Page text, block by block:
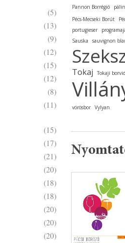
(5)
(13)
(9)
(12)
(15)
(12)
(8)
(11)
(15)
(17)
(21)
(20)
(18)
(18)
(20)
(20)
(20)
Pannon Borrégió
Pécs-Mecseki Borút
portugieser
Sauska
sauvignon
Tokaj Tokaji
vörösbor Vylyan